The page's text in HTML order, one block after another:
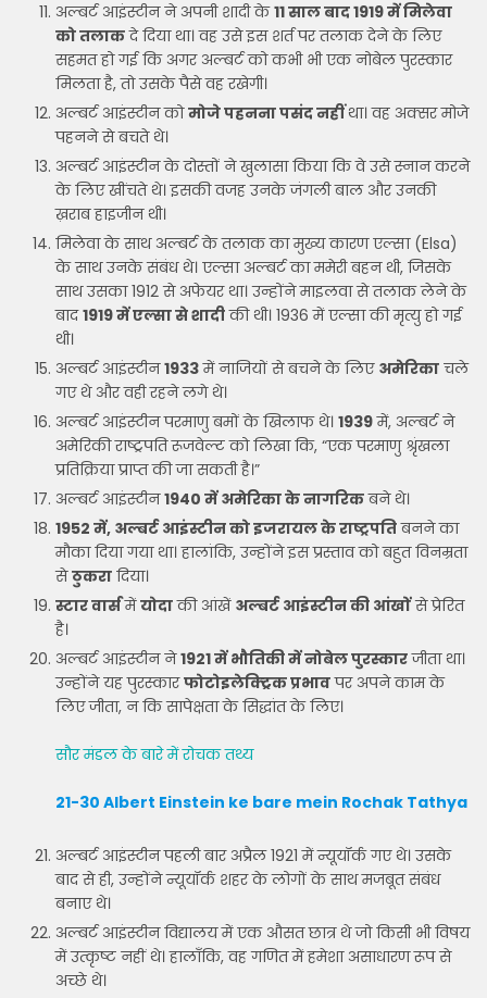
अल्बर्ट आइंस्टीन ने अपनी शादी के11 साल बाद 1919 में मिलेवा
को तलाकदे दिया था। वह उसे इस शर्त पर तलाक देने के लिए
सहमत हो गई कि अगर अल्बर्ट को कभी भी एक नोबेल पुरस्कार
मिलता है, तो उसके पैसे वह रखेगी।
अल्बर्ट आइंस्टीन कोमोजे पहनना पसंद नहींथा। वह अक्सर मोजे
पहनने से बचते थे।
अल्बर्ट आइंस्टीन के दोस्तों ने खुलासा किया कि वे उसे स्नान करने
के लिए खींचते थे। इसकी वजह उनके जंगली बाल और उनकी
ख़राब हाइजीन थी।
मिलेवा के साथ अल्बर्ट के तलाक का मुख्य कारण एल्सा (Elsa)
के साथ उनके संबंध थे। एल्सा अल्बर्ट का ममेरी बहन थी, जिसके
साथ उसका 1912 से अफेयर था। उन्होंने माइलवा से तलाक लेने के
बाद1919 में एल्सा से शादीकी थी। 1936 में एल्सा की मृत्यु हो गई
थी।
अल्बर्ट आइंस्टीन1933में नाजियों से बचने के लिए अमेरिका चले
गए थे और वही रहने लगे थे।
अल्बर्ट आइंस्टीन परमाणु बमों के खिलाफ थे।1939में, अल्बर्ट ने
अमेरिकी राष्ट्रपति रूजवेल्ट को लिखा कि, “एक परमाणु श्रृंखला
प्रतिक्रिया प्राप्त की जा सकती है।”
अल्बर्ट आइंस्टीन1940 में अमेरिका के नागरिकबने थे।
1952 में, अल्बर्ट आइंस्टीन को इजरायल के राष्ट्रपतिबनने का
मौका दिया गया था। हालांकि, उन्होंने इस प्रस्ताव को बहुत विनम्रता
सेठुकरा दिया।
स्टार वार्समेंयोदाकी आंखें अल्बर्ट आइंस्टीन की आंखोंसे प्रेरित
है।
अल्बर्ट आइंस्टीन ने1921 में भौतिकी में नोबेल पुरस्कारजीता था।
उन्होंने यह पुरस्कारफोटोइलेक्ट्रिक प्रभावपर अपने काम के
लिए जीता, न कि सापेक्षता के सिद्धांत के लिए।
सौर मंडल के बारे में रोचक तथ्य
21-30 Albert Einstein ke bare mein Rochak Tathya
अल्बर्ट आइंस्टीन पहली बार अप्रैल 1921 में न्यूयॉर्क गए थे। उसके
बाद से ही, उन्होंने न्यूयॉर्क शहर के लोगों के साथ मजबूत संबंध
बनाए थे।
अल्बर्ट आइंस्टीन विद्यालय में एक औसत छात्र थे जो किसी भी विषय
में उत्कृष्ट नहीं थे। हालाँकि, वह गणित में हमेशा असाधारण रूप से
अच्छे थे।